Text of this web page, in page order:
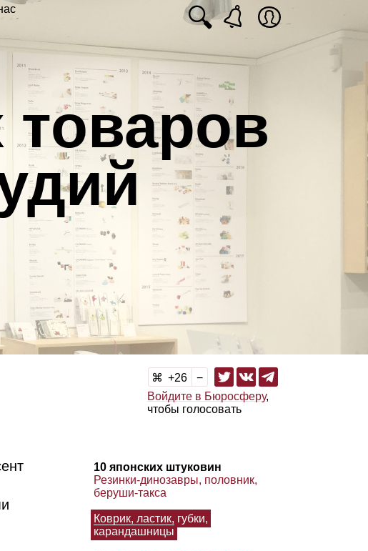
🔍
товаров
26
Войдите в Бюросферу,
чтобы голосовать
10 японских штуковин
Резинки‑динозавры, половник,
беруши‑такса
Коврик, ластик, губки,
карандашницы